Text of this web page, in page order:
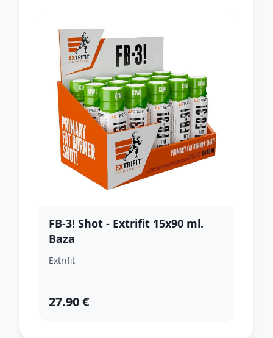
FB-3! Shot - Extrifit 15x90 ml.
Baza
Extrifit
27.90 €